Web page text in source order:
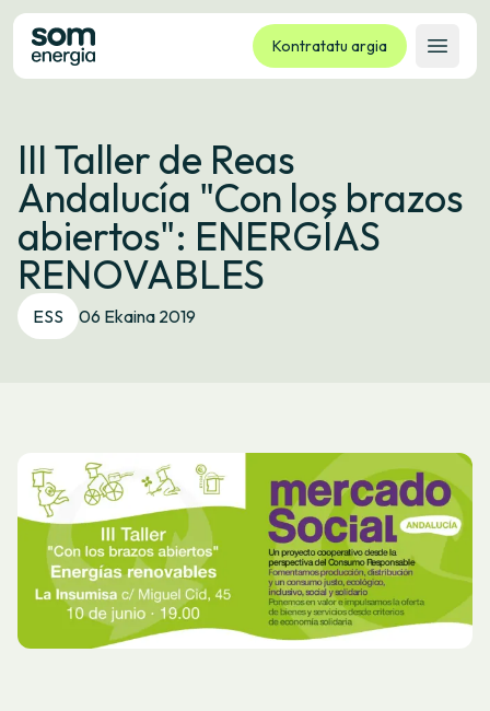
Kontratatu argia
Ireki
Tarifak
Zerbitzuak
Enpresak
Kooperatiba
Kontaktua
Izapideak
III Taller de Reas
Andalucía "Con los brazos
abiertos": ENERGÍAS
RENOVABLES
ESS 06 Ekaina 2019